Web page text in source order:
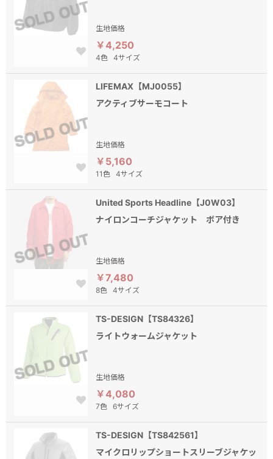
生地価格
￥4,250
4色 4サイズ
LIFEMAX【MJ0055】
アクティブサーモコート
生地価格
￥5,160
11色 4サイズ
United Sports Headline【J0W03】
ナイロンコーチジャケット ボア付き
生地価格
￥7,480
8色 4サイズ
TS-DESIGN【TS84326】
ライトウォームジャケット
生地価格
￥4,080
7色 6サイズ
TS-DESIGN【TS842561】
マイクロリップショートスリーブジャケッ